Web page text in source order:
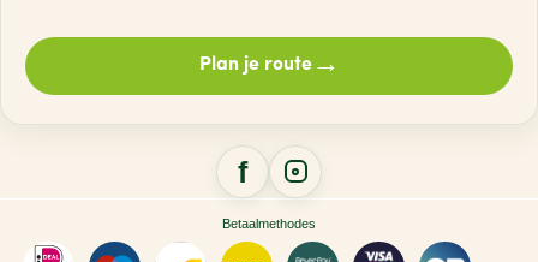
Plan je route→
Betaalmethodes